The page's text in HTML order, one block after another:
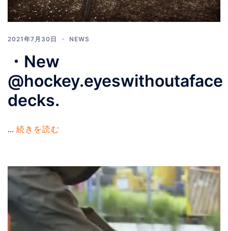
2021年7月30日 NEWS
・New
@hockey.eyeswithoutaface
decks.
... 続きを読む